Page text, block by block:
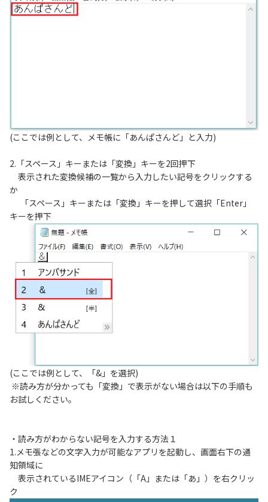
(ここでは例として、メモ帳に「あんぱさんど」と入力)
2.「スペース」キーまたは「変換」キーを2回押下
表示された変換候補の一覧から入力したい記号をクリックする
か
「スペース」キーまたは「変換」キーを押して選択「Enter」
キーを押下
(ここでは例として、「&」を選択)
※読み方が分かっても「変換」で表示がない場合は以下の手順も
お試しください。
・読み方がわからない記号を入力する方法１
1.メモ張などの文字入力が可能なアプリを起動し、画面右下の通
知領域に
表示されているIMEアイコン（「A」または「あ」）を右クリッ
ク